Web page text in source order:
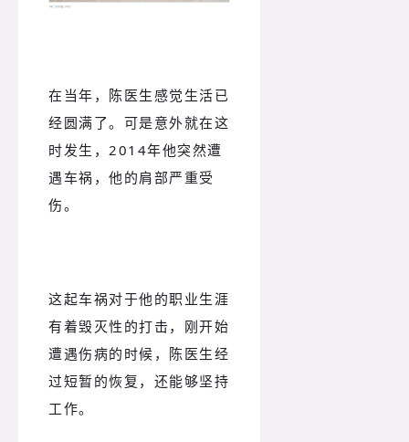
在当年，陈医生感觉生活已
经圆满了。可是意外就在这
时发生，2014年他突然遭
遇车祸，他的肩部严重受
伤。
这起车祸对于他的职业生涯
有着毁灭性的打击，刚开始
遭遇伤病的时候，陈医生经
过短暂的恢复，还能够坚持
工作。